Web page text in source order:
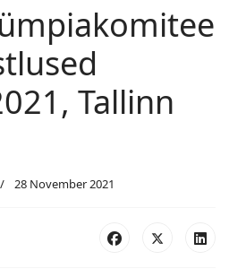
Tallinn
28 November 2021